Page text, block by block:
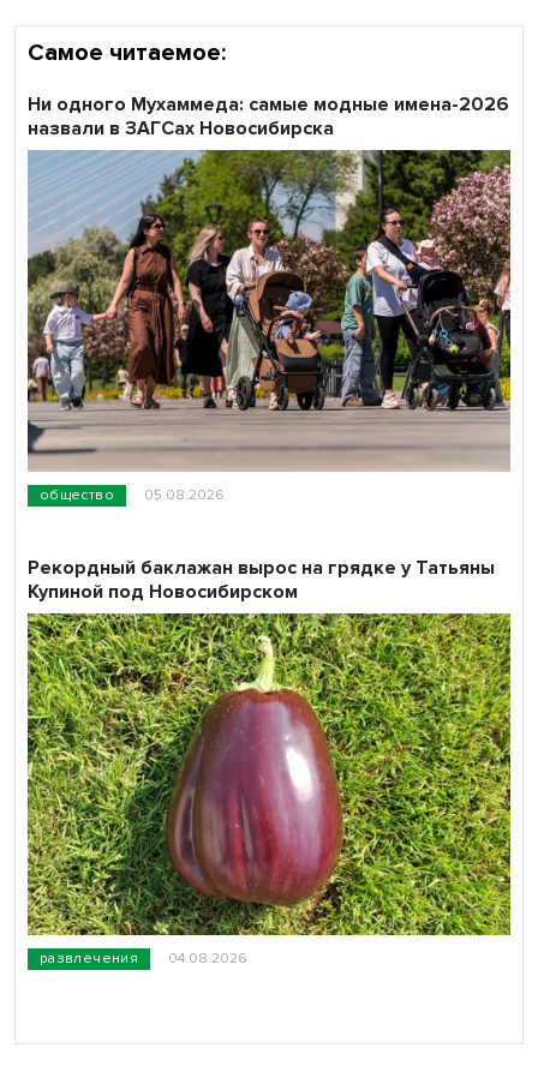
Самое читаемое:
общество 05.08.2026
Ни одного Мухаммеда: самые модные имена-2026
назвали в ЗАГСах Новосибирска
развлечения 04.08.2026
Рекордный баклажан вырос на грядке у Татьяны
Купиной под Новосибирском